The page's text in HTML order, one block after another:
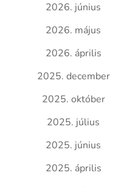
2026. június
2026. május
2026. április
2025. december
2025. október
2025. július
2025. június
2025. április